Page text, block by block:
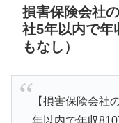
損害保険会社
社5年以内で年
もなし）
【損害保険会社
年以内で年収